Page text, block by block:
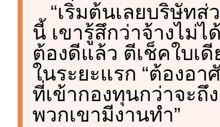
“เริ่มต้นเลยบริษัท
นี้ เขารู้สึกว่าจ้างไม่ไ
ต้องดีแล้ว ตีเช็คใบเดี
ในระยะแรก “ต้องอา
ที่เข้ากองทุนกว่าจะถึ
พวกเขามีงานทำ”